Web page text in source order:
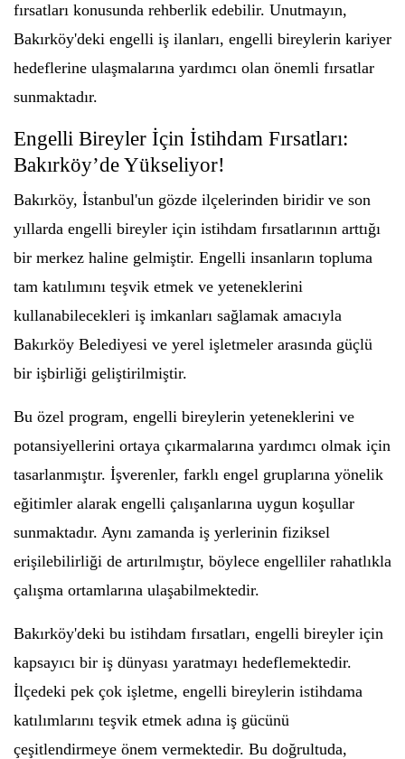
fırsatları konusunda rehberlik edebilir. Unutmayın,
Bakırköy'deki engelli iş ilanları, engelli bireylerin kariyer
hedeflerine ulaşmalarına yardımcı olan önemli fırsatlar
sunmaktadır.
Engelli Bireyler İçin İstihdam Fırsatları:
Bakırköy’de Yükseliyor!
Bakırköy, İstanbul'un gözde ilçelerinden biridir ve son
yıllarda engelli bireyler için istihdam fırsatlarının arttığı
bir merkez haline gelmiştir. Engelli insanların topluma
tam katılımını teşvik etmek ve yeteneklerini
kullanabilecekleri iş imkanları sağlamak amacıyla
Bakırköy Belediyesi ve yerel işletmeler arasında güçlü
bir işbirliği geliştirilmiştir.
Bu özel program, engelli bireylerin yeteneklerini ve
potansiyellerini ortaya çıkarmalarına yardımcı olmak için
tasarlanmıştır. İşverenler, farklı engel gruplarına yönelik
eğitimler alarak engelli çalışanlarına uygun koşullar
sunmaktadır. Aynı zamanda iş yerlerinin fiziksel
erişilebilirliği de artırılmıştır, böylece engelliler rahatlıkla
çalışma ortamlarına ulaşabilmektedir.
Bakırköy'deki bu istihdam fırsatları, engelli bireyler için
kapsayıcı bir iş dünyası yaratmayı hedeflemektedir.
İlçedeki pek çok işletme, engelli bireylerin istihdama
katılımlarını teşvik etmek adına iş gücünü
çeşitlendirmeye önem vermektedir. Bu doğrultuda,